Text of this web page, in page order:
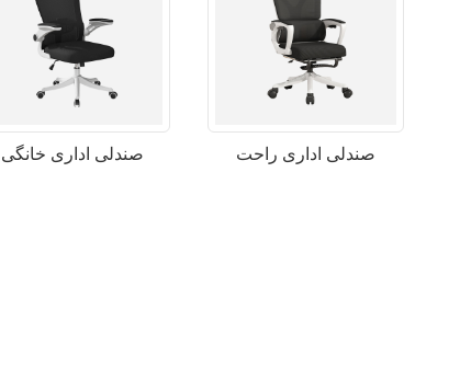
صندلی اداری خانگی صندلی اداری راحت